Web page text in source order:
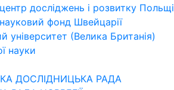
досліджень і розвитку Польщі
фонд Швейцарії
університет (Велика Британія)
науки
ДОСЛІДНИЦЬКА РАДА